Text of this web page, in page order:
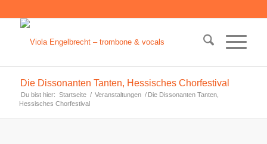
Die Dissonanten Tanten, Hessisches Chorfestival
Du bist hier: Startseite / Veranstaltungen / Die Dissonanten Tanten,
Hessisches Chorfestival